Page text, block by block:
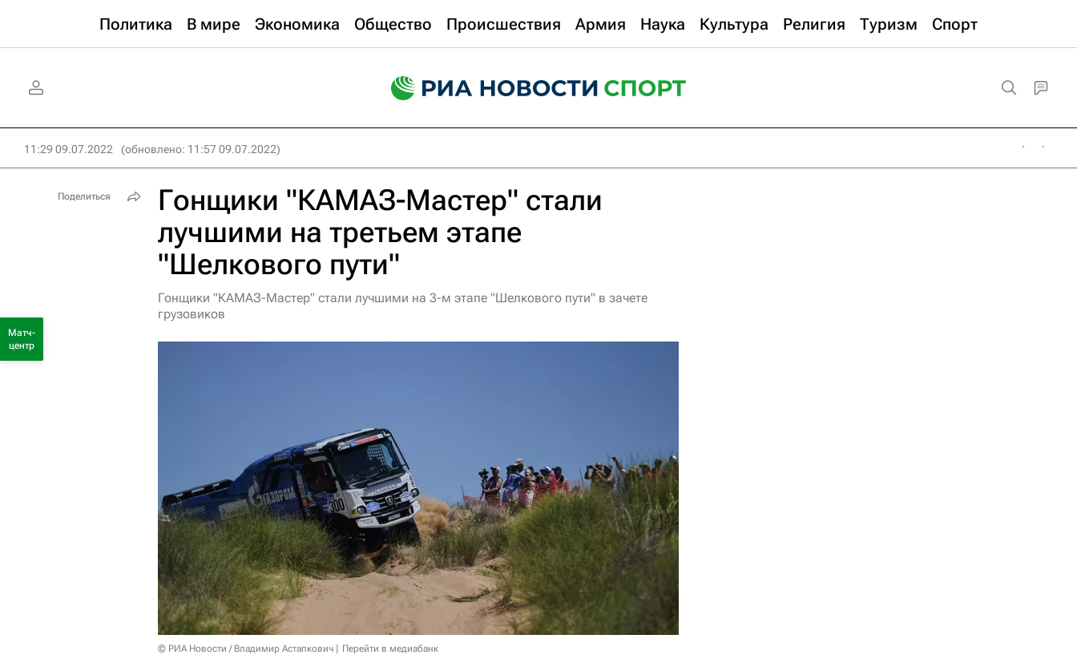
Политика В мире Экономика Общество Происшествия Армия Наука Культура Религия Туризм Спорт
11:29 09.07.2022 (обновлено: 11:57 09.07.2022)
Гонщики "КАМАЗ-Мастер" стали
лучшими на третьем этапе
"Шелкового пути"
Гонщики "КАМАЗ-Мастер" стали лучшими на 3-м этапе "Шелкового пути" в зачете
грузовиков
© РИА Новости / Владимир Астапкович Перейти в медиабанк
Поделиться
Матч-
центр